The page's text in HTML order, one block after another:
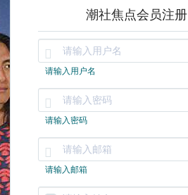
潮社焦点会员注册

请输入用户名

请输入密码

请输入邮箱